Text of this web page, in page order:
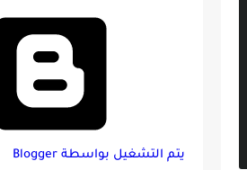
‏يتم التشغيل بواسطة Blogger